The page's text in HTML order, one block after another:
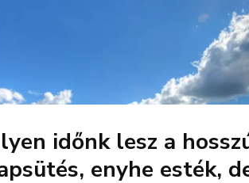
időnk lesz a
enyhe esték,